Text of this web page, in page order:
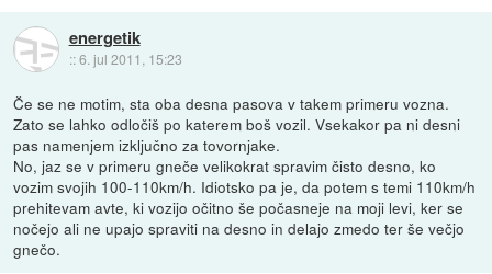
energetik
::6. jul 2011, 15:23
Če se ne motim, sta oba desna pasova v takem primeru vozna.
Zato se lahko odločiš po katerem boš vozil. Vsekakor pa ni desni
pas namenjem izključno za tovornjake.
No, jaz se v primeru gneče velikokrat spravim čisto desno, ko
vozim svojih 100-110km/h. Idiotsko pa je, da potem s temi 110km/h
prehitevam avte, ki vozijo očitno še počasneje na moji levi, ker se
nočejo ali ne upajo spraviti na desno in delajo zmedo ter še večjo
gnečo.